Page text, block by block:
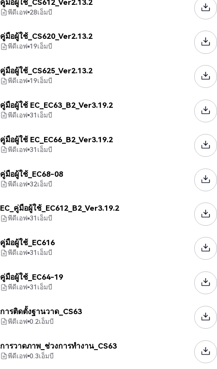
คู่มือผู้ใช้_CS612_Ver2.13.2
พีดีเอฟ 28เอ็มบี
คู่มือผู้ใช้_CS620_Ver2.13.2
พีดีเอฟ 19เอ็มบี
คู่มือผู้ใช้_CS625_Ver2.13.2
พีดีเอฟ 19เอ็มบี
คู่มือผู้ใช้ EC_EC63_B2_Ver3.19.2
พีดีเอฟ 31เอ็มบี
คู่มือผู้ใช้ EC_EC66_B2_Ver3.19.2
พีดีเอฟ 31เอ็มบี
คู่มือผู้ใช้_EC68-08
พีดีเอฟ 32เอ็มบี
EC_คู่มือผู้ใช้_EC612_B2_Ver3.19.2
พีดีเอฟ 31เอ็มบี
คู่มือผู้ใช้_EC616
พีดีเอฟ 31เอ็มบี
คู่มือผู้ใช้_EC64-19
พีดีเอฟ 31เอ็มบี
การติดตั้งฐานวาด_CS63
พีดีเอฟ 0.2เอ็มบี
การวาดภาพ_ช่วงการทำงาน_CS63
พีดีเอฟ 0.3เอ็มบี